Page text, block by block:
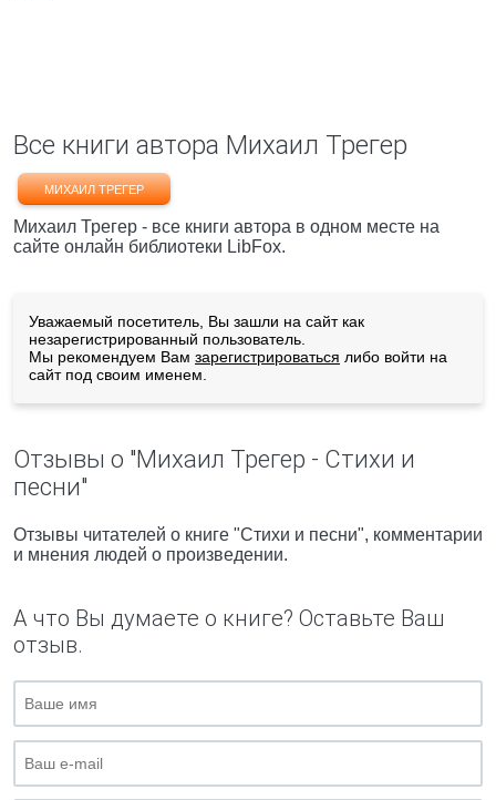
Все книги автора Михаил Трегер
МИХАИЛ ТРЕГЕР
Михаил Трегер - все книги автора в одном месте на
сайте онлайн библиотеки LibFox.
Уважаемый посетитель, Вы зашли на сайт как
незарегистрированный пользователь.
Мы рекомендуем Вам зарегистрироваться либо войти на
сайт под своим именем.
Отзывы о "Михаил Трегер - Стихи и
песни"
Отзывы читателей о книге "Стихи и песни", комментарии
и мнения людей о произведении.
А что Вы думаете о книге? Оставьте Ваш
отзыв.